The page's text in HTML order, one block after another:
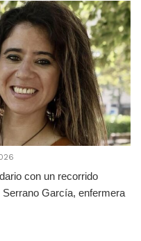
con un recorrido
García, enfermera